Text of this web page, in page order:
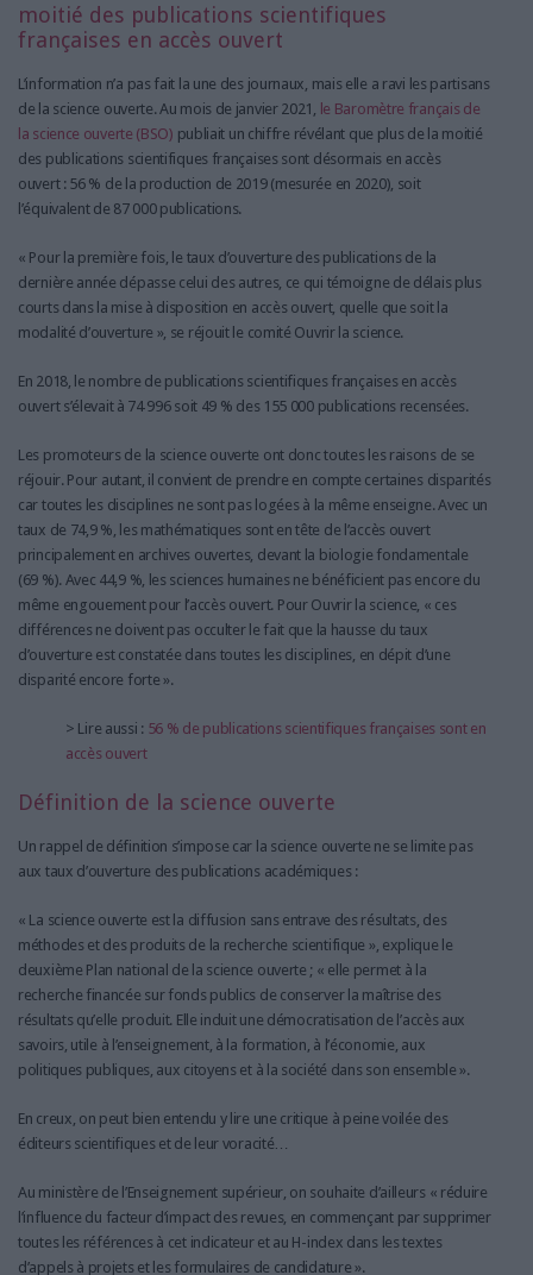
moitié des publications scientifiques
françaises en accès ouvert
L’information n’a pas fait la une des journaux, mais elle a ravi les partisans
de la science ouverte. Au mois de janvier 2021,
le Baromètre français de
la science ouverte (BSO) publiait un chiffre révélant que plus de la moitié
des publications scientifiques françaises sont désormais en accès
ouvert : 56 % de la production de 2019 (mesurée en 2020), soit
l’équivalent de 87 000 publications.
« Pour la première fois, le taux d’ouverture des publications de la
dernière année dépasse celui des autres, ce qui témoigne de délais plus
courts dans la mise à disposition en accès ouvert, quelle que soit la
modalité d’ouverture », se réjouit le comité Ouvrir la science.
En 2018, le nombre de publications scientifiques françaises en accès
ouvert s’élevait à 74 996 soit 49 % des 155 000 publications recensées.
Les promoteurs de la science ouverte ont donc toutes les raisons de se
réjouir. Pour autant, il convient de prendre en compte certaines disparités
car toutes les disciplines ne sont pas logées à la même enseigne. Avec un
taux de 74,9 %, les mathématiques sont en tête de l’accès ouvert
principalement en archives ouvertes, devant la biologie fondamentale
(69 %). Avec 44,9 %, les sciences humaines ne bénéficient pas encore du
même engouement pour l’accès ouvert. Pour Ouvrir la science, « ces
différences ne doivent pas occulter le fait que la hausse du taux
d’ouverture est constatée dans toutes les disciplines, en dépit d’une
disparité encore forte ».
> Lire aussi : 56 % de publications scientifiques françaises sont en
accès ouvert
Définition de la science ouverte
Un rappel de définition s’impose car la science ouverte ne se limite pas
aux taux d’ouverture des publications académiques :
« La science ouverte est la diffusion sans entrave des résultats, des
méthodes et des produits de la recherche scientifique », explique le
deuxième Plan national de la science ouverte ; « elle permet à la
recherche financée sur fonds publics de conserver la maîtrise des
résultats qu’elle produit. Elle induit une démocratisation de l’accès aux
savoirs, utile à l’enseignement, à la formation, à l’économie, aux
politiques publiques, aux citoyens et à la société dans son ensemble ».
En creux, on peut bien entendu y lire une critique à peine voilée des
éditeurs scientifiques et de leur voracité…
Au ministère de l’Enseignement supérieur, on souhaite d’ailleurs « réduire
l’influence du facteur d’impact des revues, en commençant par supprimer
toutes les références à cet indicateur et au H-index dans les textes
d’appels à projets et les formulaires de candidature ».